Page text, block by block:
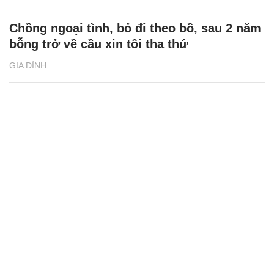
GIA ĐÌNH
Chồng ngoại tình, bỏ đi theo bồ, sau 2 năm
bỗng trở về cầu xin tôi tha thứ